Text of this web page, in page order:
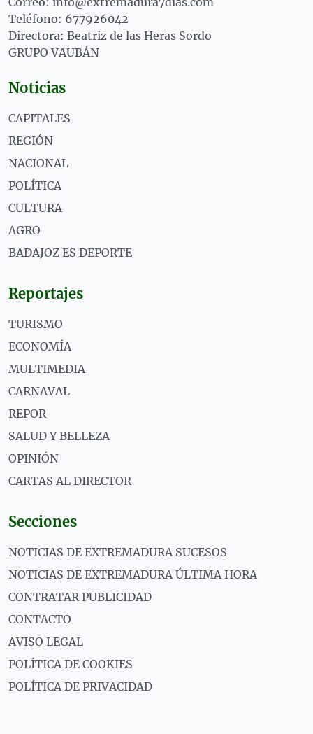
Teléfono: 677926042
Directora: Beatriz de las Heras Sordo
GRUPO VAUBÁN
Noticias
CAPITALES
REGIÓN
NACIONAL
POLÍTICA
CULTURA
AGRO
BADAJOZ ES DEPORTE
Reportajes
TURISMO
ECONOMÍA
MULTIMEDIA
CARNAVAL
REPOR
SALUD Y BELLEZA
OPINIÓN
CARTAS AL DIRECTOR
Secciones
NOTICIAS DE EXTREMADURA SUCESOS
NOTICIAS DE EXTREMADURA ÚLTIMA HORA
CONTRATAR PUBLICIDAD
CONTACTO
AVISO LEGAL
POLÍTICA DE COOKIES
POLÍTICA DE PRIVACIDAD